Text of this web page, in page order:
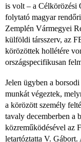
is volt – a Célkörözési
folytató magyar
Zemplén Vármegyei
külföldi társszerv, az
körözöttek hollétére
országspecifikusan
Jelen ügyben a
munkát végeztek,
a körözött személy
tavaly decemberben a
közreműködésével az
letartóztatta V. Gábort.